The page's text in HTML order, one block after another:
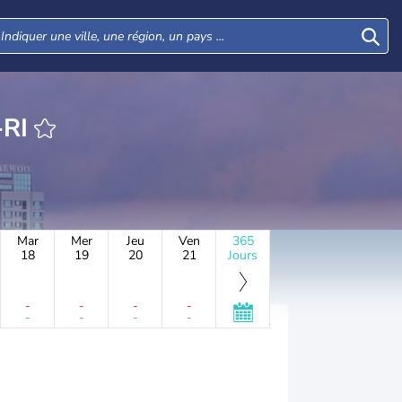
RI
Mar
18
-
-
Mer
19
-
-
Jeu
20
-
-
Ven
21
-
-
365
Jours